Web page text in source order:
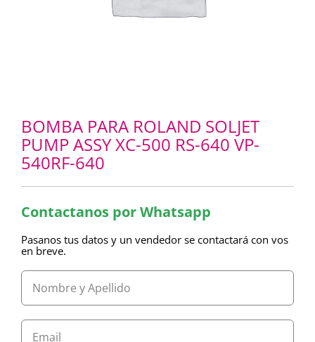
BOMBA PARA ROLAND SOLJET
PUMP ASSY XC-500 RS-640 VP-
540RF-640
Contactanos por Whatsapp
Pasanos tus datos y un vendedor se contactará con vos
en breve.